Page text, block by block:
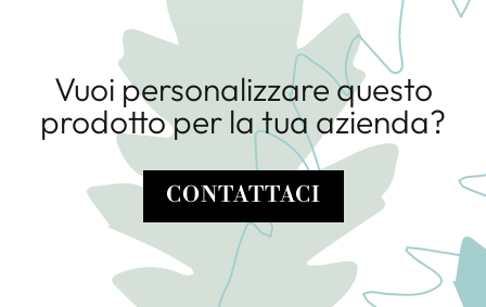
Vuoi personalizzare questo
prodotto per la tua azienda?
CONTATTACI